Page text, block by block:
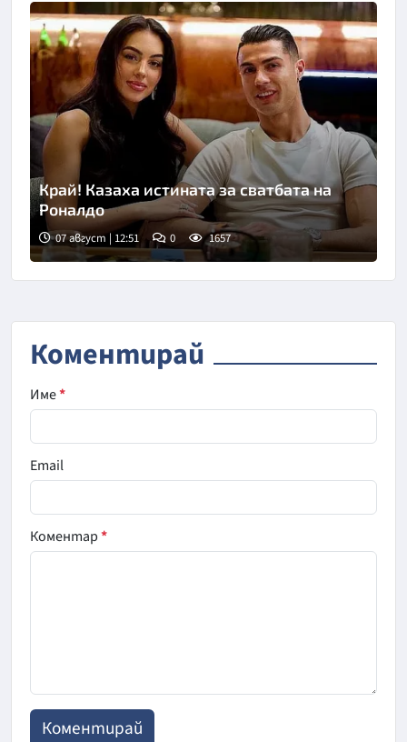
Край! Казаха истината за сватбата на
Роналдо
07 август | 12:51 0 1657
Коментирай
Име*
Email
Коментар*